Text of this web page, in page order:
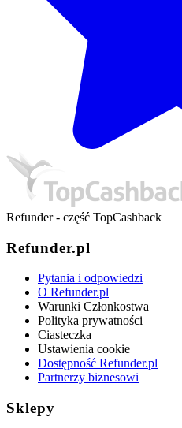
Refunder - część TopCashback
Refunder.pl
Pytania i odpowiedzi
O Refunder.pl
Warunki Członkostwa
Polityka prywatności
Ciasteczka
Ustawienia cookie
Dostępność Refunder.pl
Partnerzy biznesowi
Sklepy